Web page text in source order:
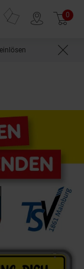
einblenden
Prospekte 0